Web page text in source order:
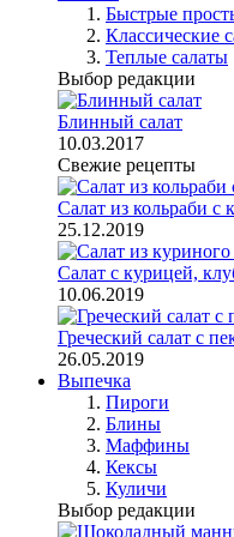
Быстрые
Классические
Теплые салаты
Выбор редакции
Блинный салат
10.03.2017
Свежие рецепты
Салат из кольраби с
25.12.2019
Салат с курицей,
10.06.2019
Греческий салат с
26.05.2019
Выпечка
Пироги
Блины
Маффины
Кексы
Куличи
Выбор редакции